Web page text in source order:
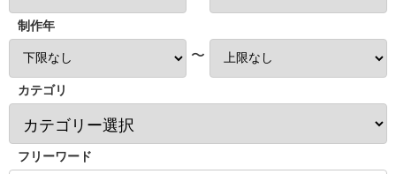
制作年
〜
カテゴリ
フリーワード